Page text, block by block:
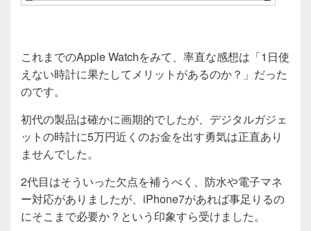
これまでのApple Watchをみて、率直な感想は「1日使
えない時計に果たしてメリットがあるのか？」だった
のです。
初代の製品は確かに画期的でしたが、デジタルガジェ
ットの時計に5万円近くのお金を出す勇気は正直あり
ませんでした。
2代目はそういった欠点を補うべく、防水や電子マネ
ー対応がありましたが、iPhone7があれば事足りるの
にそこまで必要か？という印象すら受けました。